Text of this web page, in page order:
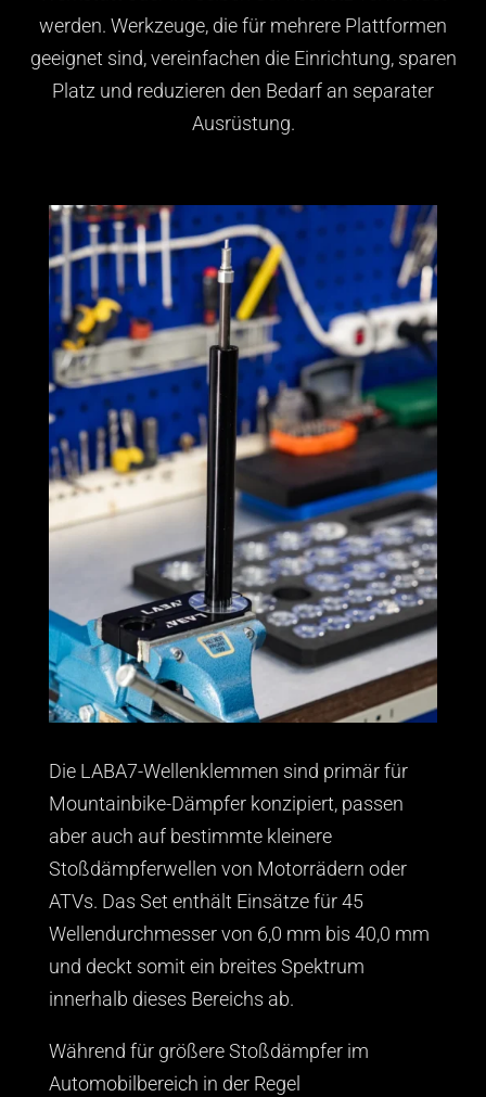
werden. Werkzeuge, die für mehrere Plattformen
geeignet sind, vereinfachen die Einrichtung, sparen
Platz und reduzieren den Bedarf an separater
Ausrüstung.
Die LABA7-Wellenklemmen sind primär für
Mountainbike-Dämpfer konzipiert, passen
aber auch auf bestimmte kleinere
Stoßdämpferwellen von Motorrädern oder
ATVs. Das Set enthält Einsätze für 45
Wellendurchmesser von 6,0 mm bis 40,0 mm
und deckt somit ein breites Spektrum
innerhalb dieses Bereichs ab.
Während für größere Stoßdämpfer im
Automobilbereich in der Regel